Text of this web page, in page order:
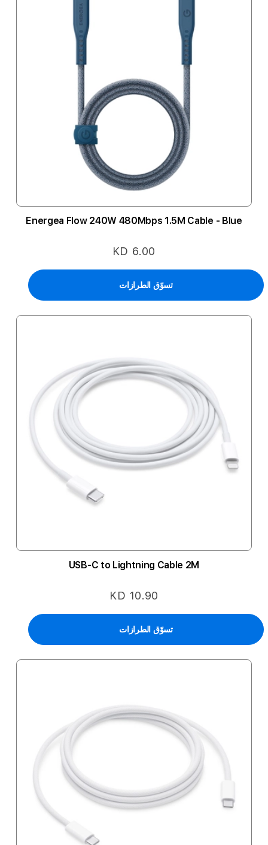
Energea Flow 240W 480Mbps 1.5M Cable - Blue
KD 6.00
تسوّق الطرازات
USB-C to Lightning Cable 2M
KD 10.90
تسوّق الطرازات